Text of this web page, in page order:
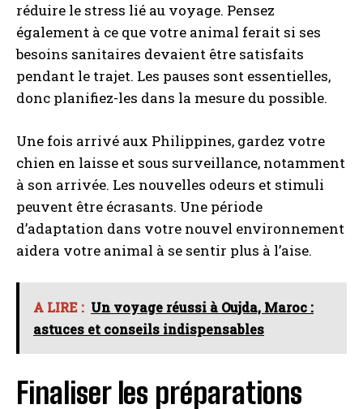
réduire le stress lié au voyage. Pensez
également à ce que votre animal ferait si ses
besoins sanitaires devaient être satisfaits
pendant le trajet. Les pauses sont essentielles,
donc planifiez-les dans la mesure du possible.
Une fois arrivé aux Philippines, gardez votre
chien en laisse et sous surveillance, notamment
à son arrivée. Les nouvelles odeurs et stimuli
peuvent être écrasants. Une période
d’adaptation dans votre nouvel environnement
aidera votre animal à se sentir plus à l’aise.
A LIRE : Un voyage réussi à Oujda, Maroc :
astuces et conseils indispensables
Finaliser les préparations